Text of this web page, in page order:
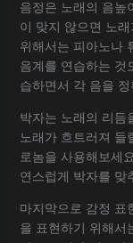
음정은 노래의 음높
이 맞지 않으면 노
위해서는 피아노나
음계를 연습하는 것
습하면서 각 음을
박자는 노래의 리듬
노래가 흐트러져 들
로놈을 사용해보세
연스럽게 박자를 맞
마지막으로 감정 표
을 표현하기 위해서